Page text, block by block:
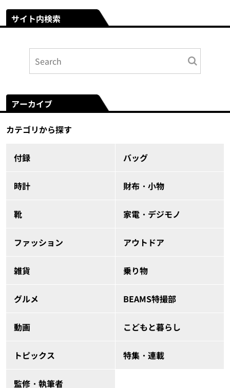
サイト内検索
アーカイブ
カテゴリから探す
付録 バッグ
時計 財布・小物
靴 家電・デジモノ
ファッション アウトドア
雑貨 乗り物
グルメ BEAMS特撮部
動画 こどもと暮らし
トピックス 特集・連載
監修・執筆者